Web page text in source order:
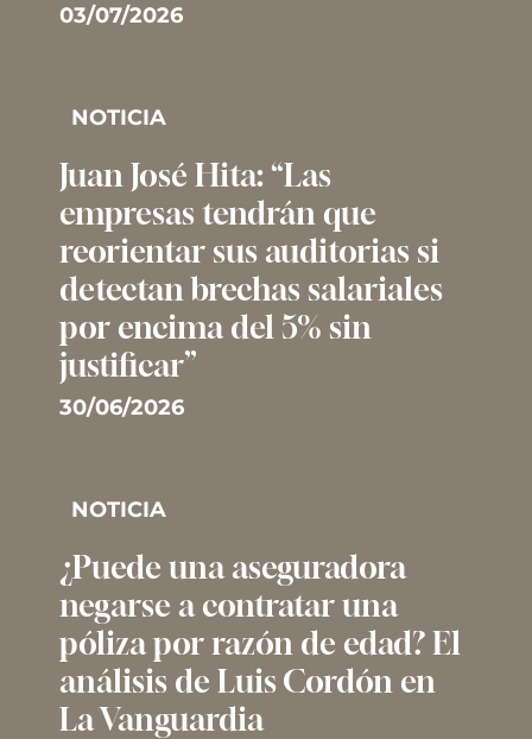
03/07/2026
NOTICIA
Juan José Hita: “Las
empresas tendrán que
reorientar sus auditorias si
detectan brechas salariales
por encima del 5% sin
justificar”
30/06/2026
NOTICIA
¿Puede una aseguradora
negarse a contratar una
póliza por razón de edad? El
análisis de Luis Cordón en
La Vanguardia